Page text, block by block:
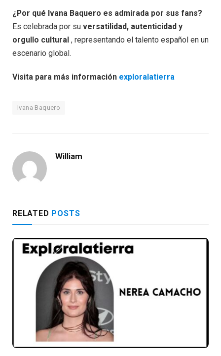
¿Por qué Ivana Baquero es admirada por sus fans?
Es celebrada por su versatilidad, autenticidad y
orgullo cultural , representando el talento español en un
escenario global.
Visita para más información exploralatierra
Ivana Baquero
William
RELATED POSTS